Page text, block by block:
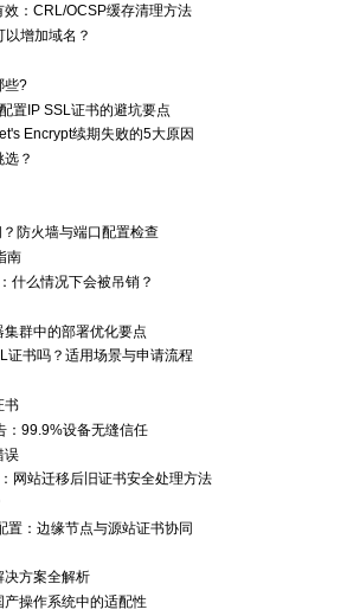
：CRL/OCSP缓存清理方法
增加域名？
些?
置IP SSL证书的避坑要点
Encrypt续期失败的5大原因
？
防火墙与端口配置检查
南
什么情况下会被吊销？
群中的部署优化要点
证书吗？适用场景与申请流程
书
：99.9%设备无缝信任
误
网站迁移后旧证书安全处理方法
置：边缘节点与源站证书协同
决方案全解析
操作系统中的适配性